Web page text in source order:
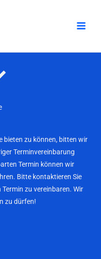
bieten zu können, bitten wir
Terminvereinbarung
Termin können wir
Bitte kontaktieren Sie
zu vereinbaren. Wir
zu dürfen!